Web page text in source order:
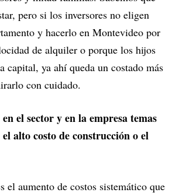
pero si los inversores no eligen
y hacerlo en Montevideo por
de alquiler o porque los hijos
capital, ya ahí queda un costado más
con cuidado.
el sector y en la empresa temas
alto costo de construcción o el
el aumento de costos sistemático que